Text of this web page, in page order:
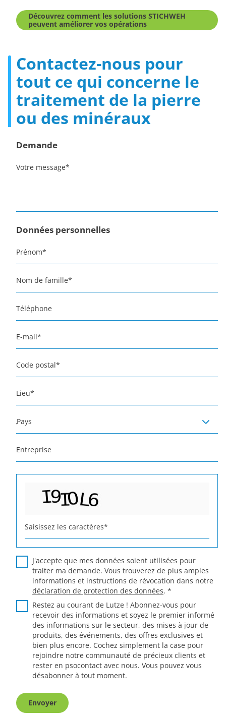
Découvrez comment les solutions STICHWEH
peuvent améliorer vos opérations
Contactez-nous pour
tout ce qui concerne le
traitement de la pierre
ou des minéraux
Demande
Votre message*
Données personnelles
Prénom*
Nom de famille*
Téléphone
E-mail*
Code postal*
Lieu*
Pays
Entreprise
Saisissez les caractères*
J'accepte que mes données soient utilisées pour
traiter ma demande. Vous trouverez de plus amples
informations et instructions de révocation dans notre
déclaration de protection des données. *
Restez au courant de Lutze ! Abonnez-vous pour
recevoir des informations et soyez le premier informé
des informations sur le secteur, des mises à jour de
produits, des événements, des offres exclusives et
bien plus encore. Cochez simplement la case pour
rejoindre notre communauté de précieux clients et
rester en psocontact avec nous. Vous pouvez vous
désabonner à tout moment.
Envoyer